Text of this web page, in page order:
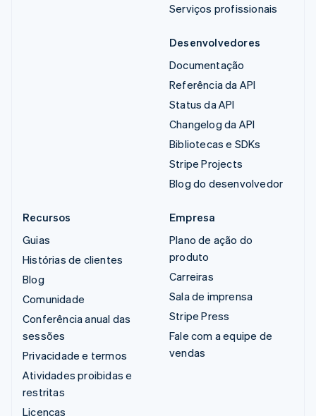
Serviços profissionais
Desenvolvedores
Documentação
Referência da API
Status da API
Changelog da API
Bibliotecas e SDKs
Stripe Projects
Blog do desenvolvedor
Recursos
Guias
Histórias de clientes
Blog
Comunidade
Conferência anual das
sessões
Privacidade e termos
Atividades proibidas e
restritas
Licenças
Empresa
Plano de ação do
produto
Carreiras
Sala de imprensa
Stripe Press
Fale com a equipe de
vendas